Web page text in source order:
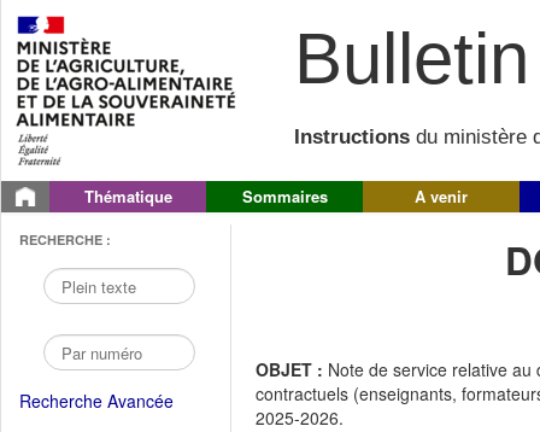
Instructions du ministère
Thématique Sommaires A venir
RECHERCHE :
Recherche Avancée
OBJET : Note de service relative
contractuels (enseignants,
2025-2026.